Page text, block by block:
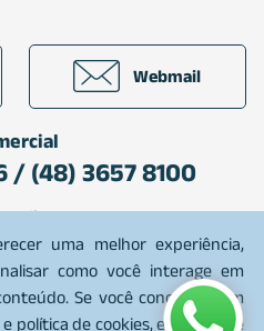
uma melhor experiência,
como você interage em
Se você concorda com
e política de cookies, e política de
Webmail
/ (48) 3657 8100
7080